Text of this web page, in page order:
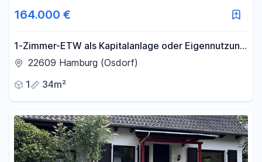
164.000 €
1-Zimmer-ETW als Kapitalanlage oder Eigennutzung
direkt neben dem Elbe-Einkaufszentrum (sofort
22609 Hamburg (Osdorf)
1
34m²